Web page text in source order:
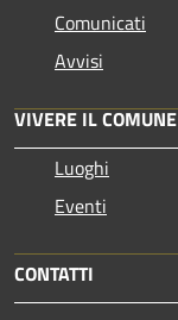
Comunicati
Avvisi
VIVERE IL COMUNE
Luoghi
Eventi
CONTATTI